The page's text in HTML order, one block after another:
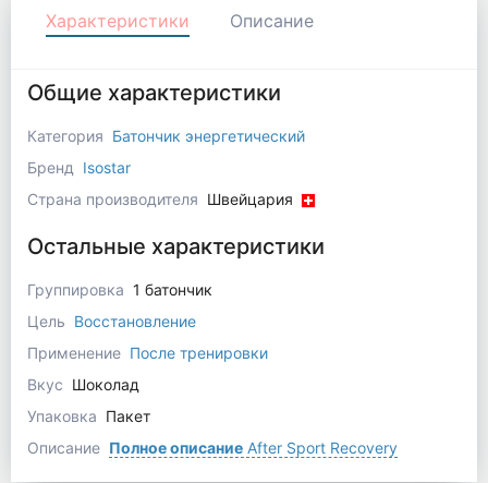
Характеристики Описание
Общие характеристики
Категория Батончик энергетический
Бренд
Isostar
Страна производителя Швейцария
Остальные характеристики
Группировка 1 батончик
Цель Восстановление
Применение После тренировки
Вкус Шоколад
Упаковка Пакет
Описание Полное описаниеAfter Sport Recovery